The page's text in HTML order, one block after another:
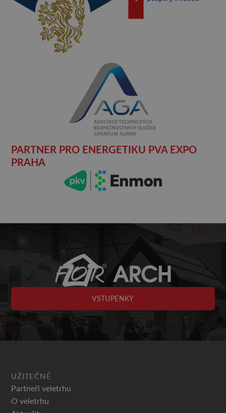
PARTNER PRO ENERGETIKU PVA EXPO
PRAHA
VSTUPENKY
UŽITEČNÉ
Partneři veletrhu
O veletrhu